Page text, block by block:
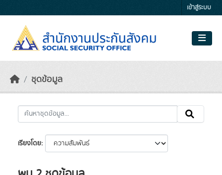
เข้าสู่ระบบ
ชุดข้อมูล
เรียงโดย